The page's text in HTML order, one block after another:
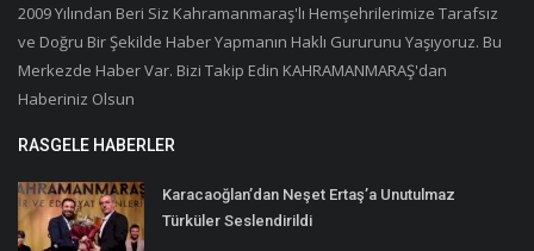
2009 Yılından Beri Siz Kahramanmaraş'lı Hemşehrilerimize Tarafsız
ve Doğru Bir Şekilde Haber Yapmanın Haklı Gururunu Yaşıyoruz. Bu
Merkezde Haber Var. Bizi Takip Edin KAHRAMANMARAŞ'dan
Haberiniz Olsun
RASGELE HABERLER
Karacaoğlan’dan Neşet Ertaş’a Unutulmaz
Türküler Seslendirildi